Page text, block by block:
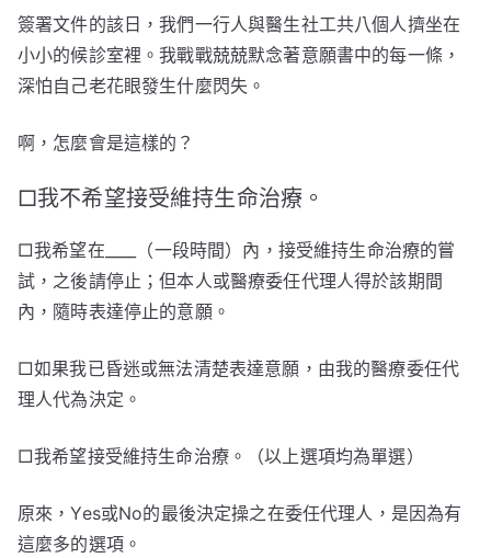
簽署文件的該日，我們一行人與醫生社工共八個人擠坐在
小小的候診室裡。我戰戰兢兢默念著意願書中的每一條，
深怕自己老花眼發生什麼閃失。
啊，怎麼會是這樣的？
□我不希望接受維持生命治療。
□我希望在____（一段時間）內，接受維持生命治療的嘗
試，之後請停止；但本人或醫療委任代理人得於該期間
內，隨時表達停止的意願。
□如果我已昏迷或無法清楚表達意願，由我的醫療委任代
理人代為決定。
□我希望接受維持生命治療。（以上選項均為單選）
原來，Yes或No的最後決定操之在委任代理人，是因為有
這麼多的選項。